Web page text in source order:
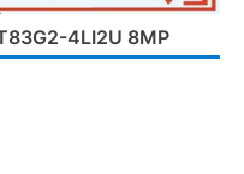
4LI2U 8MP